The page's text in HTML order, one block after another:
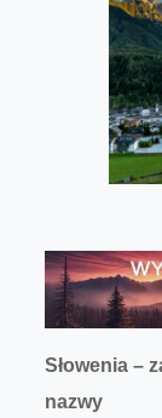
Słowenia –
nazwy